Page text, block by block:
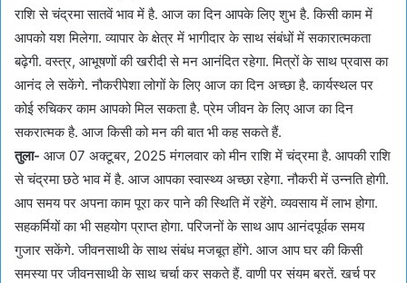
राशि से चंद्रमा सातवें भाव में है. आज का दिन आपके लिए शुभ है. किसी काम में
आपको यश मिलेगा. व्यापार के क्षेत्र में भागीदार के साथ संबंधों में सकारात्मकता
बढ़ेगी. वस्त्र, आभूषणों की खरीदी से मन आनंदित रहेगा. मित्रों के साथ प्रवास का
आनंद ले सकेंगे. नौकरीपेशा लोगों के लिए आज का दिन अच्छा है. कार्यस्थल पर
कोई रुचिकर काम आपको मिल सकता है. प्रेम जीवन के लिए आज का दिन
सकरात्मक है. आज किसी को मन की बात भी कह सकते हैं.
तुला- आज 07 अक्टूबर, 2025 मंगलवार को मीन राशि में चंद्रमा है. आपकी राशि
से चंद्रमा छठे भाव में है. आज आपका स्वास्थ्य अच्छा रहेगा. नौकरी में उन्नति होगी.
आप समय पर अपना काम पूरा कर पाने की स्थिति में रहेंगे. व्यवसाय में लाभ होगा.
सहकर्मियों का भी सहयोग प्राप्त होगा. परिजनों के साथ आप आनंदपूर्वक समय
गुजार सकेंगे. जीवनसाथी के साथ संबंध मजबूत होंगे. आज आप घर की किसी
समस्या पर जीवनसाथी के साथ चर्चा कर सकते हैं. वाणी पर संयम बरतें. खर्च पर